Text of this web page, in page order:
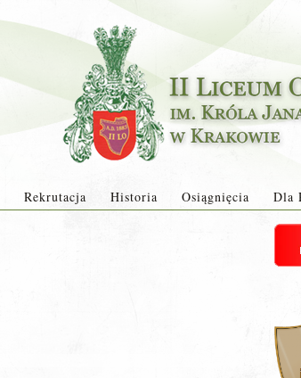
Rekrutacja Historia Osiągnięcia Dla